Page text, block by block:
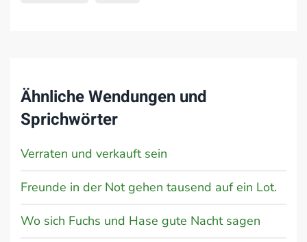
Ähnliche Wendungen und
Sprichwörter
Verraten und verkauft sein
Freunde in der Not gehen tausend auf ein Lot.
Wo sich Fuchs und Hase gute Nacht sagen